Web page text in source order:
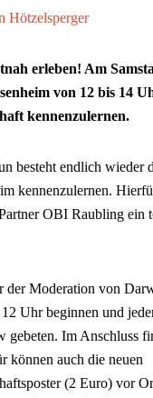
Hötzelsperger
erleben! Am
von 12 bis 14
kennenzulernen.
besteht endlich wieder
kennenzulernen.
OBI Raubling ein
der Moderation von
Uhr beginnen und
gebeten. Im Anschluss
können auch die neuen
(2 Euro) vor